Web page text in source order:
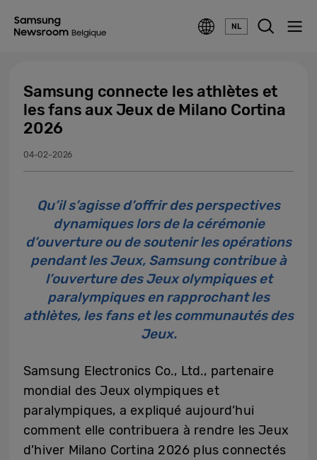
NL
Samsung connecte les athlètes et
les fans aux Jeux de Milano Cortina
2026
04-02-2026
Qu’il s’agisse d’offrir des perspectives
dynamiques lors de la cérémonie
d’ouverture ou de soutenir les opérations
pendant les Jeux, Samsung contribue à
l’ouverture des Jeux olympiques et
paralympiques en rapprochant les
athlètes, les fans et les communautés des
Jeux.
Samsung Electronics Co., Ltd., partenaire
mondial des Jeux olympiques et
paralympiques, a expliqué aujourd’hui
comment elle contribuera à rendre les Jeux
d’hiver Milano Cortina 2026 plus connectés